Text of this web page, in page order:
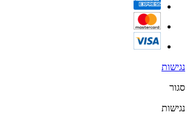
נגישות
סגור
נגישות